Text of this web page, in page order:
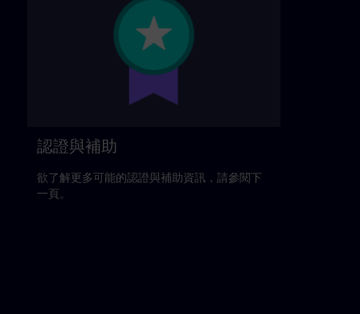
認證與補助
欲了解更多可能的認證與補助資訊，請參閱下
一頁。